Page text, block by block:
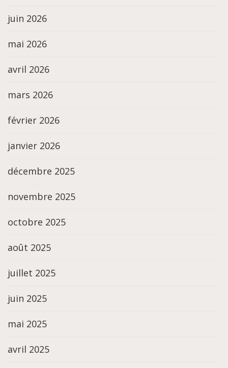
juin 2026
mai 2026
avril 2026
mars 2026
février 2026
janvier 2026
décembre 2025
novembre 2025
octobre 2025
août 2025
juillet 2025
juin 2025
mai 2025
avril 2025